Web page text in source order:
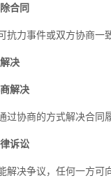
合同
抗力事件或双方协商一
决
解决
过协商的方式解决合同
诉讼
解决争议，任何一方可